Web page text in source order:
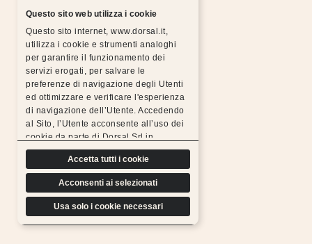
Questo sito web utilizza i cookie
Questo sito internet, www.dorsal.it,
utilizza i cookie e strumenti analoghi
per garantire il funzionamento dei
servizi erogati, per salvare le
preferenze di navigazione degli Utenti
ed ottimizzare e verificare l'esperienza
di navigazione dell’Utente. Accedendo
al Sito, l’Utente acconsente all’uso dei
cookie da parte di Dorsal Srl in
conformità a quanto previsto di seguito.
Accetta tutti i cookie
Acconsenti ai selezionati
Usa solo i cookie necessari
Notti serene con la garanzia Dorsal
Tutti i prodotti Dorsal sono realizzati con materiali
scelti, resistenti, duraturi e sottoposti a rigorosi
test di controllo, per questo possiamo
offrire l’estensione gratuita della garanzia.
Scopri di più